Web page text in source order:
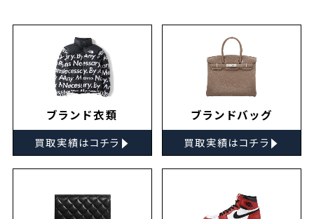
ブランド衣類
買取実績はコチラ ▸
ブランドバッグ
買取実績はコチラ ▸